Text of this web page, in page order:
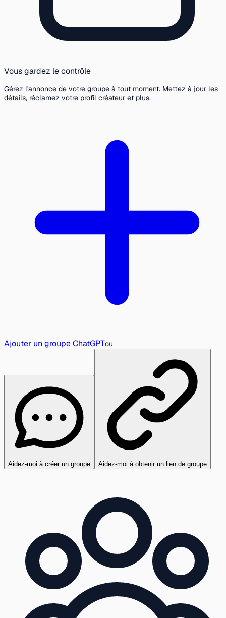
Vous gardez le contrôle
Gérez l'annonce de votre groupe à tout moment. Mettez à jour les
détails, réclamez votre profil créateur et plus.
Ajouter un groupe ChatGPTou
Aidez-moi à créer un groupe Aidez-moi à obtenir un lien de groupe